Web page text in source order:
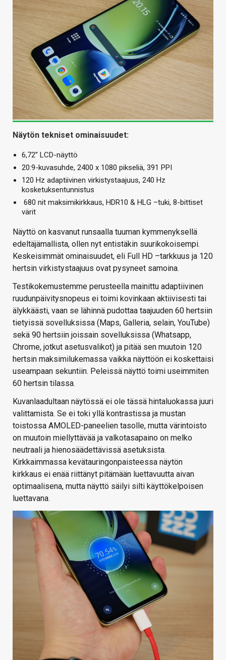
Näytön tekniset ominaisuudet:
6,72” LCD-näyttö
20:9-kuvasuhde, 2400 x 1080 pikseliä, 391 PPI
120 Hz adaptiivinen virkistystaajuus, 240 Hz
kosketuksentunnistus
680 nit maksimikirkkaus, HDR10 & HLG –tuki, 8-bittiset
värit
Näyttö on kasvanut runsaalla tuuman kymmenyksellä
edeltäjämallista, ollen nyt entistäkin suurikokoisempi.
Keskeisimmät ominaisuudet, eli Full HD –tarkkuus ja 120
hertsin virkistystaajuus ovat pysyneet samoina.
Testikokemustemme perusteella mainittu adaptiivinen
ruudunpäivitysnopeus ei toimi kovinkaan aktiivisesti tai
älykkäästi, vaan se lähinnä pudottaa taajuuden 60 hertsiin
tietyissä sovelluksissa (Maps, Galleria, selain, YouTube)
sekä 90 hertsiin joissain sovelluksissa (Whatsapp,
Chrome, jotkut asetusvalikot) ja pitää sen muutoin 120
hertsin maksimilukemassa vaikka näyttöön ei koskettaisi
useampaan sekuntiin. Peleissä näyttö toimi useimmiten
60 hertsin tilassa.
Kuvanlaadultaan näytössä ei ole tässä hintaluokassa juuri
valittamista. Se ei toki yllä kontrastissa ja mustan
toistossa AMOLED-paneelien tasolle, mutta värintoisto
on muutoin miellyttävää ja valkotasapaino on melko
neutraali ja hienosäädettävissä asetuksista.
Kirkkaimmassa kevätauringonpaisteessa näytön
kirkkaus ei enää riittänyt pitämään luettavuutta aivan
optimaalisena, mutta näyttö säilyi silti käyttökelpoisen
luettavana.